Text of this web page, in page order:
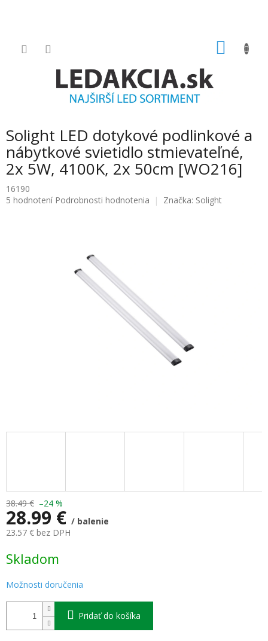
Solight LED dotykové podlinkové a
nábytkové svietidlo stmievateľné,
2x 5W, 4100K, 2x 50cm [WO216]
16190
Priemerné
5 hodnotení Podrobnosti hodnotenia Značka: Solight
38.49 € –24 %
28.99 € / balenie
23.57 € bez DPH
cena:
Skladom
Možnosti doručenia
Pridať do košíka